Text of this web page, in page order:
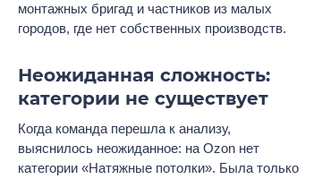
монтажных бригад и частников из малых
городов, где нет собственных производств.
Неожиданная сложность:
категории не существует
Когда команда перешла к анализу,
выяснилось неожиданное: на Ozon нет
категории «Натяжные потолки». Была только